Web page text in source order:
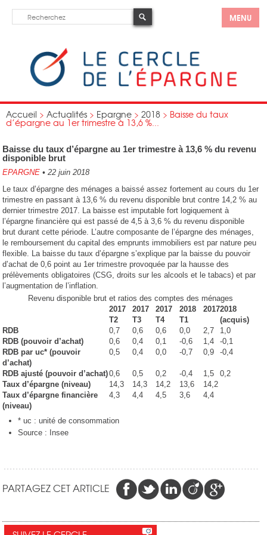
MENU
Accueil > Actualités > Epargne > 2018 > Baisse du taux
d’épargne au 1er trimestre à 13,6 %...
Baisse du taux d’épargne au 1er trimestre à 13,6 % du revenu
disponible brut
EPARGNE • 22 juin 2018
Le taux d’épargne des ménages a baissé assez fortement au cours du 1er
trimestre en passant à 13,6 % du revenu disponible brut contre 14,2 % au
dernier trimestre 2017. La baisse est imputable fort logiquement à
l’épargne financière qui est passé de 4,5 à 3,6 % du revenu disponible
brut durant cette période. L’autre composante de l’épargne des ménages,
le remboursement du capital des emprunts immobiliers est par nature peu
flexible. La baisse du taux d’épargne s’explique par la baisse du pouvoir
d’achat de 0,6 point au 1er trimestre provoquée par la hausse des
prélèvements obligatoires (CSG, droits sur les alcools et le tabacs) et par
l’augmentation de l’inflation.
Revenu disponible brut et ratios des comptes des ménages
2017
T2
2017
T3
2017
T4
2018
T1
20172018
(acquis)
RDB
0,7 0,6 0,6 0,0 2,7
1,0
RDB (pouvoir d’achat)
0,6 0,4 0,1 -0,6 1,4
-0,1
RDB par uc* (pouvoir
d’achat)
0,5 0,4 0,0 -0,7 0,9 -0,4
RDB ajusté (pouvoir d’achat)0,6 0,5 0,2 -0,4 1,5
0,2
Taux d’épargne (niveau)
14,3 14,3 14,2 13,6
14,2
Taux d’épargne financière
(niveau)
4,3 4,4 4,5 3,6 4,4
* uc : unité de consommation
Source : Insee
PARTAGEZ CET ARTICLE